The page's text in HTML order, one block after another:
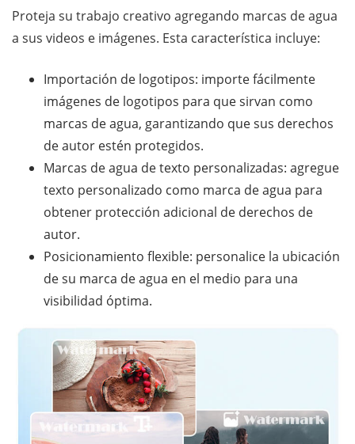
Proteja su trabajo creativo agregando marcas de agua
a sus videos e imágenes. Esta característica incluye:
Importación de logotipos: importe fácilmente
imágenes de logotipos para que sirvan como
marcas de agua, garantizando que sus derechos
de autor estén protegidos.
Marcas de agua de texto personalizadas: agregue
texto personalizado como marca de agua para
obtener protección adicional de derechos de
autor.
Posicionamiento flexible: personalice la ubicación
de su marca de agua en el medio para una
visibilidad óptima.